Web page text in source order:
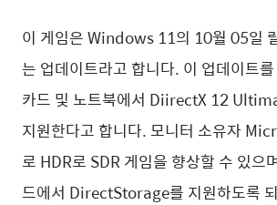
이 게임은 Windows 11의 10월 05일
는 업데이트라고 합니다. 이 업데이트
카드 및 노트북에서 DiirectX 12
지원한다고 합니다. 모니터 소유자
로 HDR로 SDR 게임을 향상할 수 있으
드에서 DirectStorage를 지원하도록